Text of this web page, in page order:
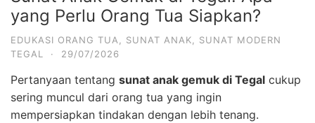
yang Perlu Orang Tua Siapkan?
EDUKASI ORANG TUA, SUNAT ANAK, SUNAT MODERN
TEGAL
· 29/07/2026
Pertanyaan tentang sunat anak gemuk di Tegal cukup
sering muncul dari orang tua yang ingin
mempersiapkan tindakan dengan lebih tenang.